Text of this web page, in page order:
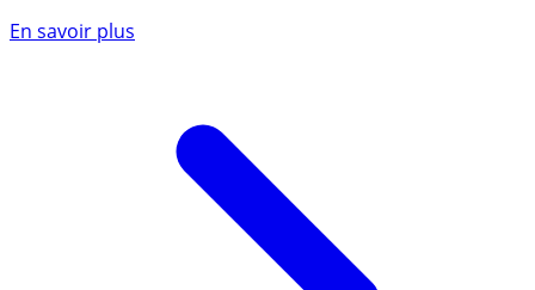
En savoir plus